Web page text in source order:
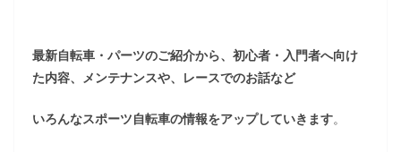
最新自転車・パーツのご紹介から、初心者・入門者へ向け
た内容、メンテナンスや、レースでのお話など
いろんなスポーツ自転車の情報をアップしていきます。